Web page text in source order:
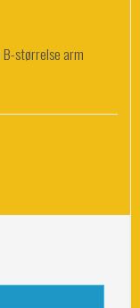
B-størrelse arm